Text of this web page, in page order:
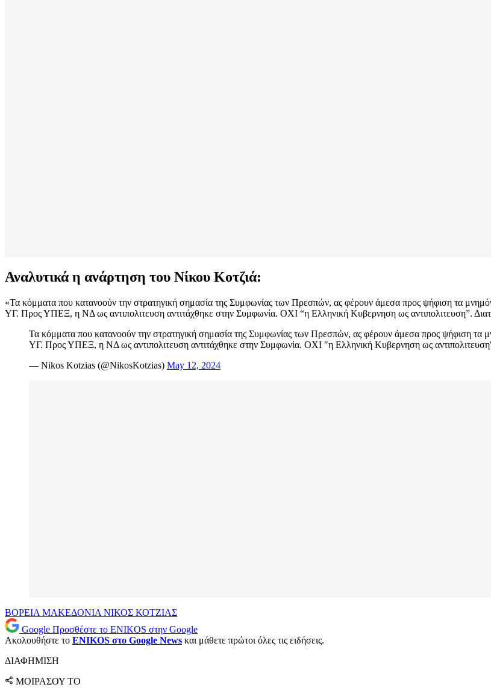
Αναλυτικά η ανάρτηση του Νίκου Κοτζιά:
«Τα κόμματα που κατανοούν την στρατηγική σημασία της Συμφωνίας των Πρεσπών, ας φέρουν άμεσα προς ψήφιση τα
ΥΓ. Προς ΥΠΕΞ, η ΝΔ ως αντιπολιτευση αντιτάχθηκε στην Συμφωνία. ΟΧΙ “η Ελληνική Κυβερνηση ως αντιπολιτευση”.
Τα κόμματα που κατανοούν την στρατηγική σημασία της Συμφωνίας των Πρεσπών, ας φέρουν άμεσα προς ψήφιση τα
ΥΓ. Προς ΥΠΕΞ, η ΝΔ ως αντιπολιτευση αντιτάχθηκε στην Συμφωνία. ΟΧΙ "η Ελληνική Κυβερνηση ως
— Nikos Kotzias (@NikosKotzias) May 12, 2024
ΒΟΡΕΙΑ ΜΑΚΕΔΟΝΙΑ ΝΙΚΟΣ ΚΟΤΖΙΑΣ
Google Προσθέστε το ENIKOS στην Google
Ακολουθήστε το ENIKOS στο Google News και μάθετε πρώτοι όλες τις ειδήσεις.
ΔΙΑΦΗΜΙΣΗ
ΜΟΙΡΑΣΟΥ ΤΟ